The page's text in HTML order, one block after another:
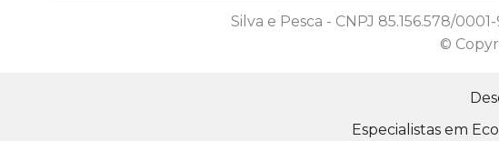
Silva e Pesca - CNPJ 85.156.578/
©
Especialistas em